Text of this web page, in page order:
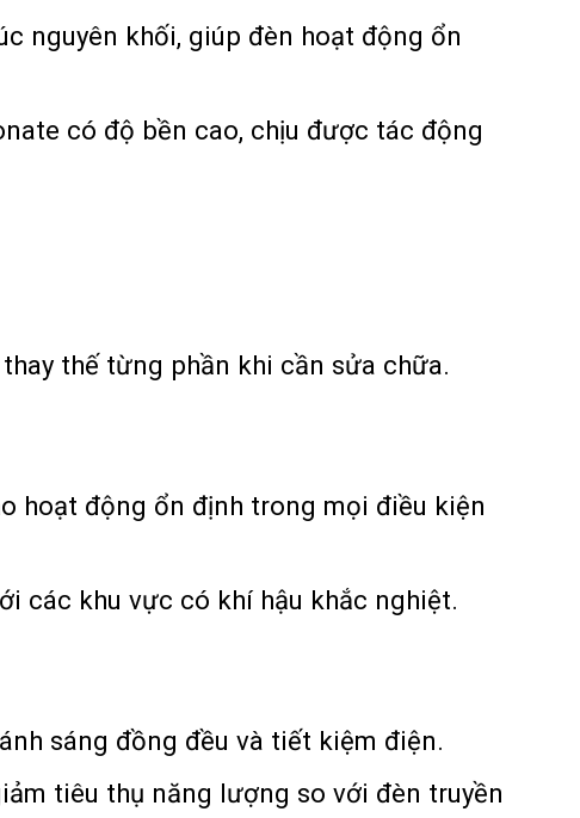
nguyên khối, giúp đèn hoạt động ổn
có độ bền cao, chịu được tác động
thế từng phần khi cần sửa chữa.
hoạt động ổn định trong mọi điều kiện
các khu vực có khí hậu khắc nghiệt.
sáng đồng đều và tiết kiệm điện.
tiêu thụ năng lượng so với đèn truyền